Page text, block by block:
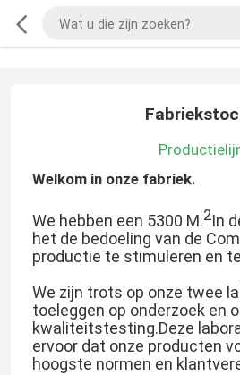
Welkom in onze fabriek.
We hebben een 5300 M.2In
het de bedoeling van de
productie te stimuleren en
We zijn trots op onze twee
toeleggen op onderzoek en
kwaliteitstesting.Deze
ervoor dat onze producten
hoogste normen en